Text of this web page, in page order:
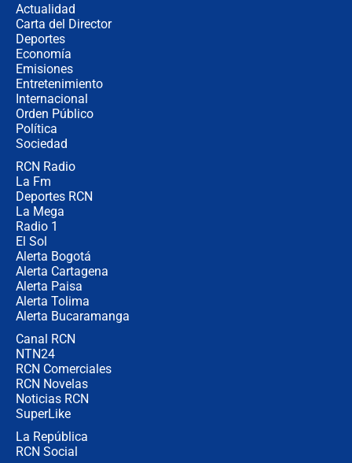
Actualidad
Carta del Director
Deportes
Economía
Emisiones
Entretenimiento
Internacional
Orden Público
Política
Sociedad
RCN Radio
La Fm
Deportes RCN
La Mega
Radio 1
El Sol
Alerta Bogotá
Alerta Cartagena
Alerta Paisa
Alerta Tolima
Alerta Bucaramanga
Canal RCN
NTN24
RCN Comerciales
RCN Novelas
Noticias RCN
SuperLike
La República
RCN Social